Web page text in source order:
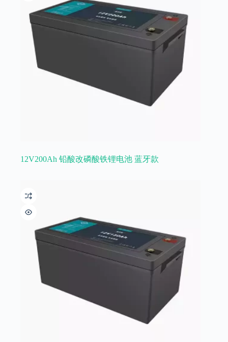
12V200Ah 铅酸改磷酸铁锂电池 蓝牙款